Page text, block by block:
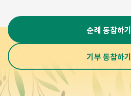
순례 동참하기
기부 동참하기